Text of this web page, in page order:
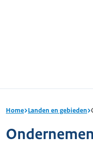
Home Landen en gebieden